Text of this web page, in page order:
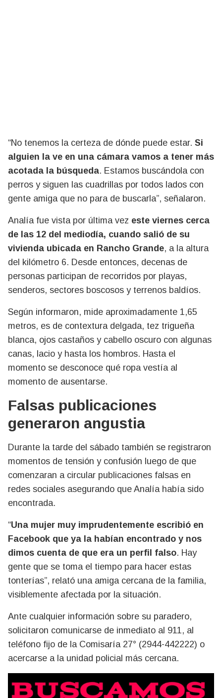
“No tenemos la certeza de dónde puede estar. Si
alguien la ve en una cámara vamos a tener más
acotada la búsqueda. Estamos buscándola con
perros y siguen las cuadrillas por todos lados con
gente amiga que no para de buscarla”, señalaron.
Analía fue vista por última vez este viernes cerca
de las 12 del mediodía, cuando salió de su
vivienda ubicada en Rancho Grande, a la altura
del kilómetro 6. Desde entonces, decenas de
personas participan de recorridos por playas,
senderos, sectores boscosos y terrenos baldíos.
Según informaron, mide aproximadamente 1,65
metros, es de contextura delgada, tez trigueña
blanca, ojos castaños y cabello oscuro con algunas
canas, lacio y hasta los hombros. Hasta el
momento se desconoce qué ropa vestía al
momento de ausentarse.
Falsas publicaciones
generaron angustia
Durante la tarde del sábado también se registraron
momentos de tensión y confusión luego de que
comenzaran a circular publicaciones falsas en
redes sociales asegurando que Analía había sido
encontrada.
“Una mujer muy imprudentemente escribió en
Facebook que ya la habían encontrado y nos
dimos cuenta de que era un perfil falso. Hay
gente que se toma el tiempo para hacer estas
tonterías”, relató una amiga cercana de la familia,
visiblemente afectada por la situación.
Ante cualquier información sobre su paradero,
solicitaron comunicarse de inmediato al 911, al
teléfono fijo de la Comisaría 27° (2944-442222) o
acercarse a la unidad policial más cercana.